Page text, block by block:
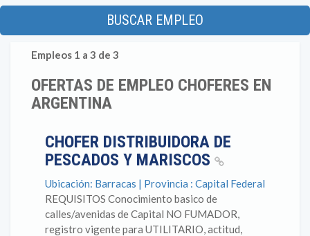
BUSCAR EMPLEO
Empleos 1 a 3 de 3
OFERTAS DE EMPLEO CHOFERES EN
ARGENTINA
CHOFER DISTRIBUIDORA DE
PESCADOS Y MARISCOS
Ubicación: Barracas | Provincia : Capital Federal
REQUISITOS Conocimiento basico de
calles/avenidas de Capital NO FUMADOR,
registro vigente para UTILITARIO, actitud,